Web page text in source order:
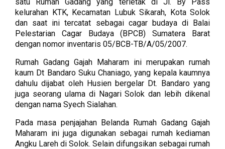
kelurahan KTK, Kecamatan Lubuk Sikarah, Kota Solok
dan saat ini tercatat sebagai cagar budaya di Balai
Pelestarian Cagar Budaya (BPCB) Sumatera Barat
dengan nomor inventaris 05/BCB-TB/A/05/2007.
Rumah Gadang Gajah Maharam ini merupakan rumah
kaum Dt Bandaro Suku Chaniago, yang kepala kaumnya
dahulu dijabat oleh Husien bergelar Dt. Bandaro yang
juga seorang ulama di Nagari Solok dan lebih dikenal
dengan nama Syech Sialahan.
Pada masa penjajahan Belanda Rumah Gadang Gajah
Maharam ini juga digunakan sebagai rumah kediaman
Angku Lareh di Solok. Selain difungsikan sebagai rumah